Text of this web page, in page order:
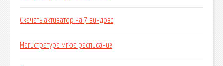
Скачать активатор на 7 виндовс
Магистратура мгюа расписание